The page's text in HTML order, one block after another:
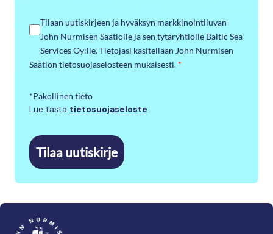
Tilaan uutiskirjeen ja hyväksyn markkinointiluvan
John Nurmisen Säätiölle ja sen tytäryhtiölle Baltic Sea
Services Oy:lle. Tietojasi käsitellään John Nurmisen
Säätiön tietosuojaselosteen mukaisesti. *
*Pakollinen tieto
Lue tästä tietosuojaseloste
Tilaa uutiskirje